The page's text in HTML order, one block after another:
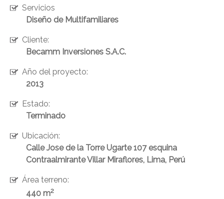
Servicios
Diseño de Multifamiliares
Cliente:
Becamm Inversiones S.A.C.
Año del proyecto:
2013
Estado:
Terminado
Ubicación:
Calle Jose de la Torre Ugarte 107 esquina
Contraalmirante Villar Miraflores, Lima, Perú
Área terreno:
440 m2